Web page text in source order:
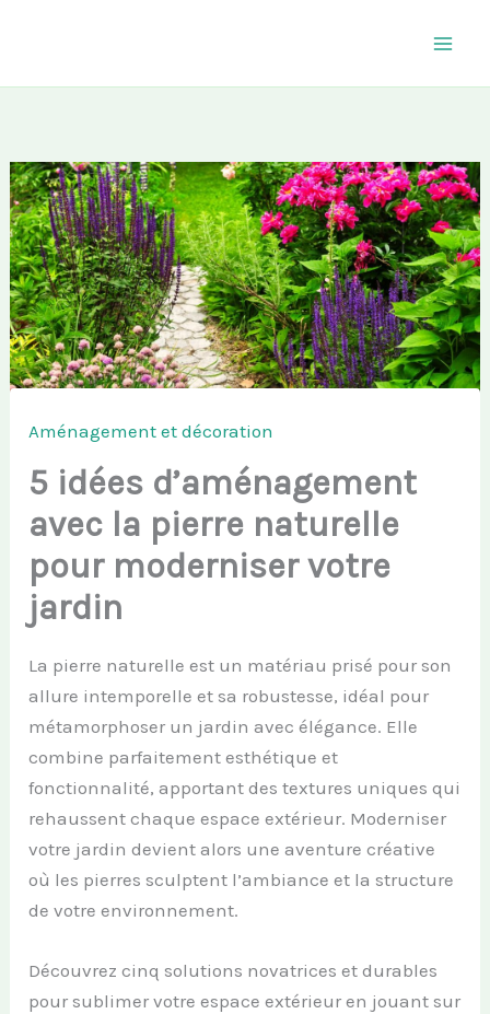
Aménagement et décoration
5 idées d’aménagement
avec la pierre naturelle
pour moderniser votre
jardin
La pierre naturelle est un matériau prisé pour son
allure intemporelle et sa robustesse, idéal pour
métamorphoser un jardin avec élégance. Elle
combine parfaitement esthétique et
fonctionnalité, apportant des textures uniques qui
rehaussent chaque espace extérieur. Moderniser
votre jardin devient alors une aventure créative
où les pierres sculptent l’ambiance et la structure
de votre environnement.
Découvrez cinq solutions novatrices et durables
pour sublimer votre espace extérieur en jouant sur